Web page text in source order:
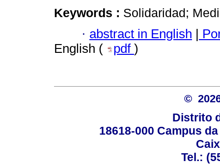
Keywords : Solidaridad;
· abstract in English |
English (
pdf )
©
Distrito
18618-000 Campus
Tel.: